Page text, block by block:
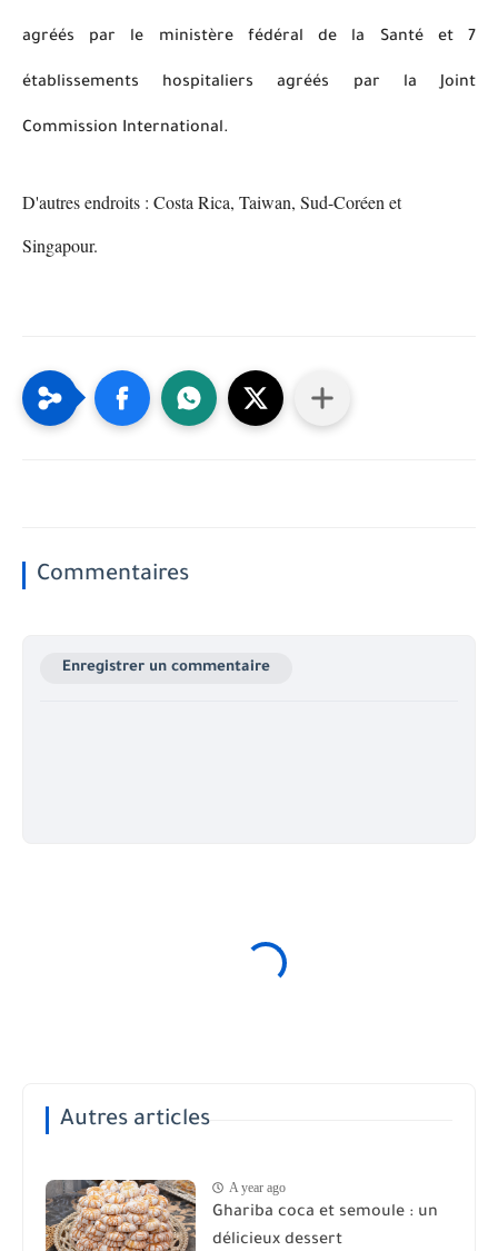
agréés par le ministère fédéral de la Santé et 7
établissements hospitaliers agréés par la Joint
Commission International.
D'autres endroits : Costa Rica, Taiwan, Sud-Coréen et
Singapour.
Commentaires
Enregistrer un commentaire
Autres articles
A year ago
Ghariba coca et semoule : un
délicieux dessert